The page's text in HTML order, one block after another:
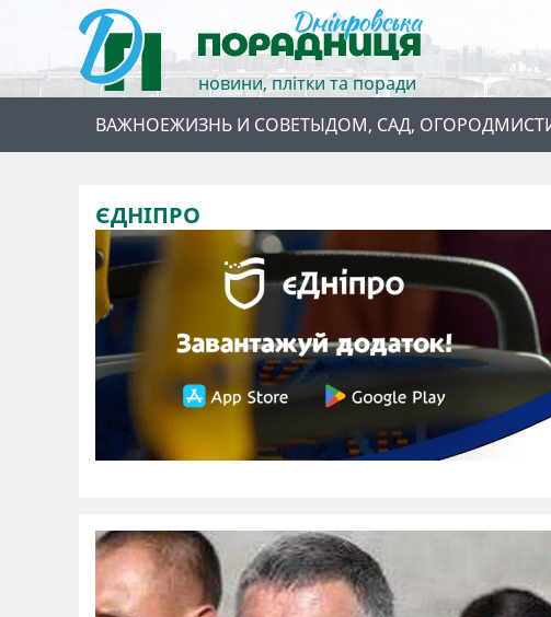
новини, плітки та поради
ВАЖНОЕЖИЗНЬ И СОВЕТЫДОМ, САД, ОГОРОД
ЄДНІПРО